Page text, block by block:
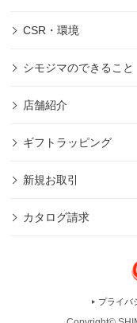
CSR・環境
シモジマのできること
店舗紹介
ギフトラッピング
新規お取引
カタログ請求
プライバ